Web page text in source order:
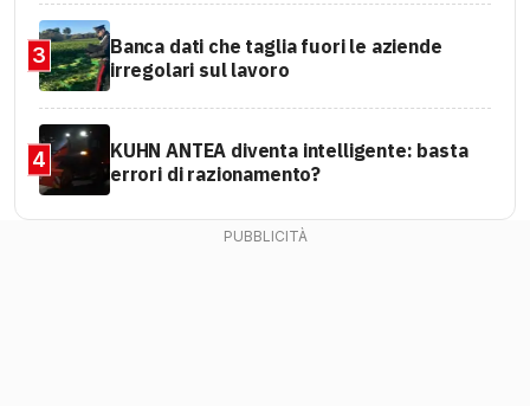
3
Banca dati che taglia fuori le aziende
irregolari sul lavoro
4
KUHN ANTEA diventa intelligente: basta
errori di razionamento?